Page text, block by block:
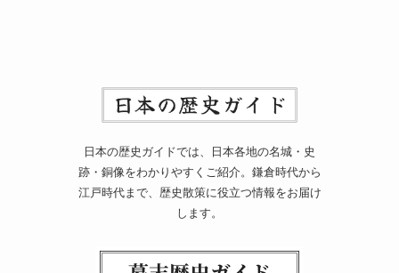
日本の歴史ガイドでは、日本各地の名城・史
跡・銅像をわかりやすくご紹介。鎌倉時代から
江戸時代まで、歴史散策に役立つ情報をお届け
します。